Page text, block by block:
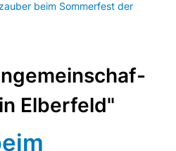
beim Sommerfest der
Elberfeld"